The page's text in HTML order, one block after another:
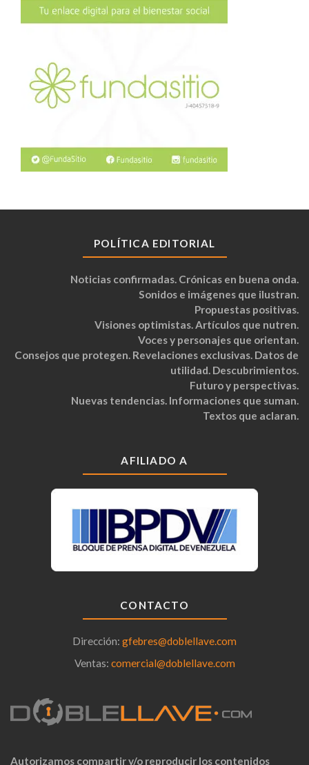
POLÍTICA EDITORIAL
Noticias confirmadas. Crónicas en buena onda.
Sonidos e imágenes que ilustran.
Propuestas positivas.
Visiones optimistas. Artículos que nutren.
Voces y personajes que orientan.
Consejos que protegen. Revelaciones exclusivas. Datos de
utilidad. Descubrimientos.
Futuro y perspectivas.
Nuevas tendencias. Informaciones que suman.
Textos que aclaran.
AFILIADO A
CONTACTO
Dirección: gfebres@doblellave.com
Ventas: comercial@doblellave.com
Autorizamos compartir y/o reproducir los contenidos